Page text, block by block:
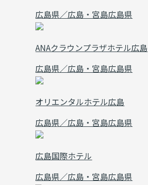
広島県／広島・宮島広島県
ANAクラウンプラザホテル広島
広島県／広島・宮島広島県
オリエンタルホテル広島
広島県／広島・宮島広島県
広島国際ホテル
広島県／広島・宮島広島県